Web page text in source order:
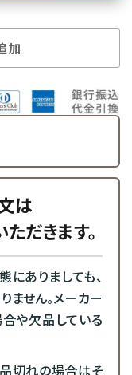
加
は
だきます。
ありましても、
ません。メーカー
や欠品している
切れの場合はそ